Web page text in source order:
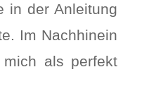
in der Anleitung
Im Nachhinein
als perfekt